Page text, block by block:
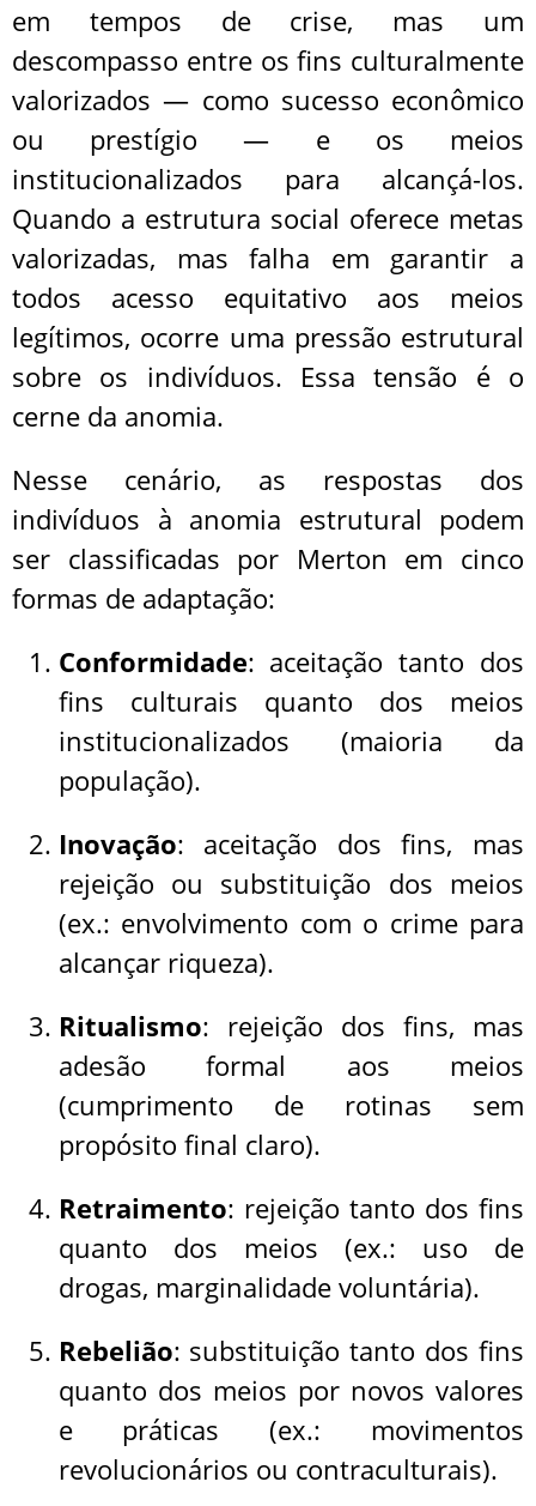
em tempos de crise, mas um
descompasso entre os fins culturalmente
valorizados — como sucesso econômico
ou prestígio — e os meios
institucionalizados para alcançá-los.
Quando a estrutura social oferece metas
valorizadas, mas falha em garantir a
todos acesso equitativo aos meios
legítimos, ocorre uma pressão estrutural
sobre os indivíduos. Essa tensão é o
cerne da anomia.
Nesse cenário, as respostas dos
indivíduos à anomia estrutural podem
ser classificadas por Merton em cinco
formas de adaptação:
Conformidade: aceitação tanto dos
fins culturais quanto dos meios
institucionalizados (maioria da
população).
Inovação: aceitação dos fins, mas
rejeição ou substituição dos meios
(ex.: envolvimento com o crime para
alcançar riqueza).
Ritualismo: rejeição dos fins, mas
adesão formal aos meios
(cumprimento de rotinas sem
propósito final claro).
Retraimento: rejeição tanto dos fins
quanto dos meios (ex.: uso de
drogas, marginalidade voluntária).
Rebelião: substituição tanto dos fins
quanto dos meios por novos valores
e práticas (ex.: movimentos
revolucionários ou contraculturais).